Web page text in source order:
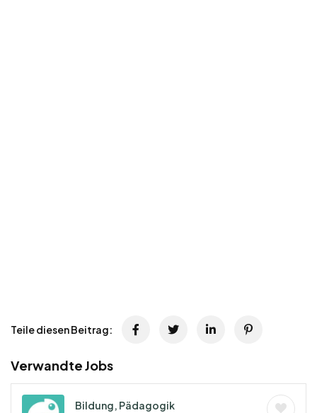
Teile diesen Beitrag:
Verwandte Jobs
Bildung, Pädagogik